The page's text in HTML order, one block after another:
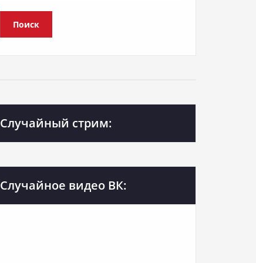
Поиск
Случайный стрим:
Случайное видео ВК: